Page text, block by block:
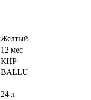
Желтый
12 мес
КНР
BALLU
24 л